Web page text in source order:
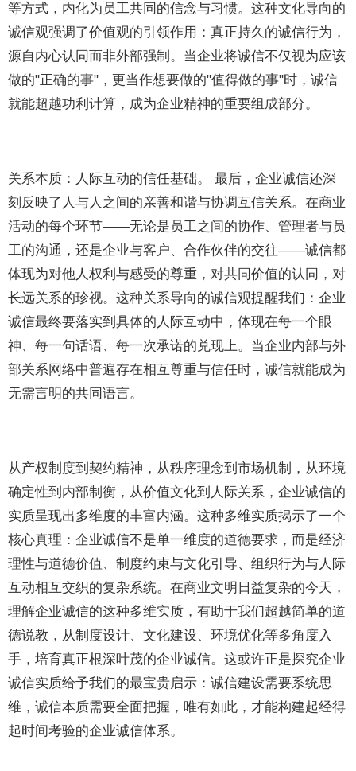
等方式，内化为员工共同的信念与习惯。这种文化导向的
诚信观强调了价值观的引领作用：真正持久的诚信行为，
源自内心认同而非外部强制。当企业将诚信不仅视为应该
做的"正确的事"，更当作想要做的"值得做的事"时，诚信
就能超越功利计算，成为企业精神的重要组成部分。
关系本质：人际互动的信任基础。 最后，企业诚信还深
刻反映了人与人之间的亲善和谐与协调互信关系。在商业
活动的每个环节——无论是员工之间的协作、管理者与员
工的沟通，还是企业与客户、合作伙伴的交往——诚信都
体现为对他人权利与感受的尊重，对共同价值的认同，对
长远关系的珍视。这种关系导向的诚信观提醒我们：企业
诚信最终要落实到具体的人际互动中，体现在每一个眼
神、每一句话语、每一次承诺的兑现上。当企业内部与外
部关系网络中普遍存在相互尊重与信任时，诚信就能成为
无需言明的共同语言。
从产权制度到契约精神，从秩序理念到市场机制，从环境
确定性到内部制衡，从价值文化到人际关系，企业诚信的
实质呈现出多维度的丰富内涵。这种多维实质揭示了一个
核心真理：企业诚信不是单一维度的道德要求，而是经济
理性与道德价值、制度约束与文化引导、组织行为与人际
互动相互交织的复杂系统。在商业文明日益复杂的今天，
理解企业诚信的这种多维实质，有助于我们超越简单的道
德说教，从制度设计、文化建设、环境优化等多角度入
手，培育真正根深叶茂的企业诚信。这或许正是探究企业
诚信实质给予我们的最宝贵启示：诚信建设需要系统思
维，诚信本质需要全面把握，唯有如此，才能构建起经得
起时间考验的企业诚信体系。